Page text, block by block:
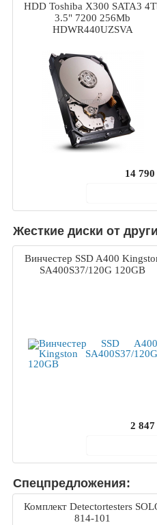
HDD Toshiba X300 SATA3
3.5" 7200 256Mb
HDWR440UZSVA
14 790
Жесткие диски от
Винчестер SSD A400
SA400S37/120G 120GB
2 847
Спецпредложения:
Комплект Detectortesters
814-101